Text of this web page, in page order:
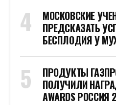
МОСКОВСКИЕ
ПРЕДСКАЗАТЬ
БЕСПЛОДИЯ У
ПРОДУКТЫ
ПОЛУЧИЛИ
AWARDS РОССИЯ